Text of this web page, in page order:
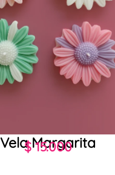
Vela Margarita
$15.000